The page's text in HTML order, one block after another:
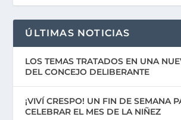
ÚLTIMAS NOTICIAS
LOS TEMAS TRATADOS EN UNA
DEL CONCEJO DELIBERANTE
¡VIVÍ CRESPO! UN FIN DE SEMANA
CELEBRAR EL MES DE LA NIÑEZ